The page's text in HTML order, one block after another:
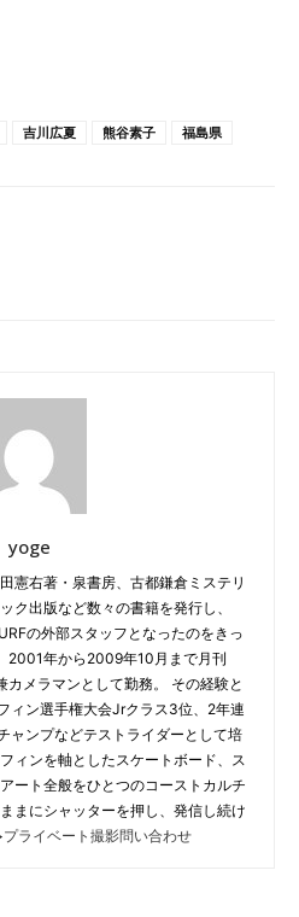
吉川広夏 熊谷素子 福島県
yoge
憲右著・泉書房、古都鎌倉ミステリ
ク出版など数々の書籍を発行し、
の外部スタッフとなったのをきっ
2001年から2009年10月まで月刊
カメラマンとして勤務。 その経験と
ィン選手権大会Jrクラス3位、2年連
ャンプなどテストライダーとして培
ィンを軸としたスケートボード、ス
ート全般をひとつのコーストカルチ
まにシャッターを押し、発信し続け
プライベート撮影問い合わせ